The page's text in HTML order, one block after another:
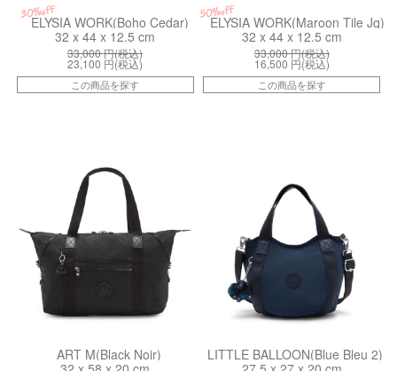
30%off
ELYSIA WORK(Boho Cedar)
32 x 44 x 12.5 cm
33,000円(税込)
23,100 円(税込)
この商品を探す
50%off
ELYSIA WORK(Maroon Tile Jq)
32 x 44 x 12.5 cm
33,000円(税込)
16,500 円(税込)
この商品を探す
ART M(Black Noir)
LITTLE BALLOON(Blue Bleu 2)